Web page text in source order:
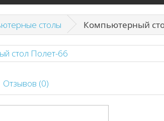
столы Компьютерный
Отзывов (0)